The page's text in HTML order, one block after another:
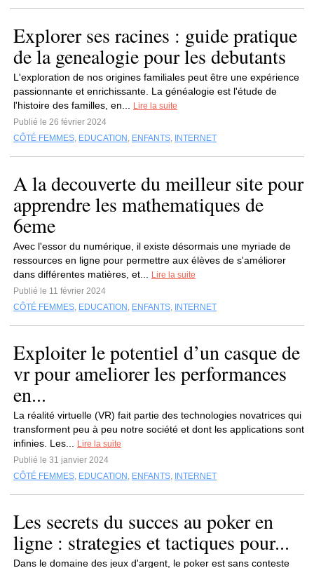
Explorer ses racines : guide pratique
de la genealogie pour les debutants
L'exploration de nos origines familiales peut être une expérience
passionnante et enrichissante. La généalogie est l'étude de
l'histoire des familles, en...
Lire la suite
Publié le 26 février 2024
CÔTÉ FEMMES, EDUCATION , ENFANTS, INTERNET
A la decouverte du meilleur site pour
apprendre les mathematiques de
6eme
Avec l'essor du numérique, il existe désormais une myriade de
ressources en ligne pour permettre aux élèves de s'améliorer
dans différentes matières, et...
Lire la suite
Publié le 11 février 2024
CÔTÉ FEMMES, EDUCATION , ENFANTS, INTERNET
Exploiter le potentiel d’un casque de
vr pour ameliorer les performances
en...
La réalité virtuelle (VR) fait partie des technologies novatrices qui
transforment peu à peu notre société et dont les applications sont
infinies. Les...
Lire la suite
Publié le 31 janvier 2024
CÔTÉ FEMMES, EDUCATION , ENFANTS, INTERNET
Les secrets du succes au poker en
ligne : strategies et tactiques pour...
Dans le domaine des jeux d'argent, le poker est sans conteste